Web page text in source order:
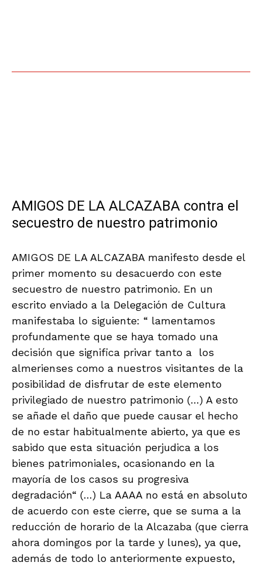
AMIGOS DE LA ALCAZABA contra el
secuestro de nuestro patrimonio
AMIGOS DE LA ALCAZABA manifesto desde el
primer momento su desacuerdo con este
secuestro de nuestro patrimonio. En un
escrito enviado a la Delegación de Cultura
manifestaba lo siguiente: “ lamentamos
profundamente que se haya tomado una
decisión que significa privar tanto a los
almerienses como a nuestros visitantes de la
posibilidad de disfrutar de este elemento
privilegiado de nuestro patrimonio (…) A esto
se añade el daño que puede causar el hecho
de no estar habitualmente abierto, ya que es
sabido que esta situación perjudica a los
bienes patrimoniales, ocasionando en la
mayoría de los casos su progresiva
degradación“ (…) La AAAA no está en absoluto
de acuerdo con este cierre, que se suma a la
reducción de horario de la Alcazaba (que cierra
ahora domingos por la tarde y lunes), ya que,
además de todo lo anteriormente expuesto,